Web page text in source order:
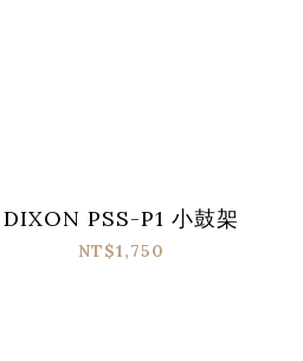
DIXON PSS-P1 小鼓架
NT$1,750